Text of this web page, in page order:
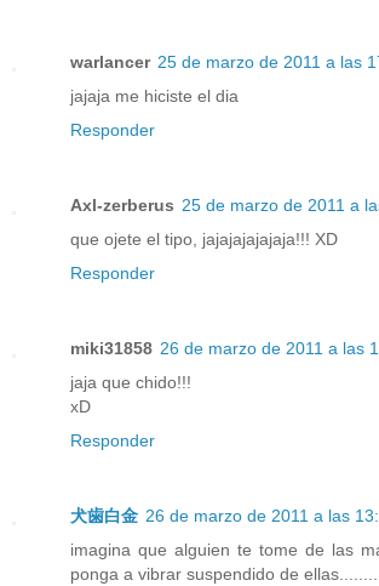
warlancer 25 de marzo de 2011 a las
jajaja me hiciste el dia
Responder
Axl-zerberus 25 de marzo de 2011 a
que ojete el tipo, jajajajajajaja!!! XD
Responder
miki31858 26 de marzo de 2011 a las
jaja que chido!!!
xD
Responder
犬歯白金 26 de marzo de 2011 a las
imagina que alguien te tome de las
ponga a vibrar suspendido de